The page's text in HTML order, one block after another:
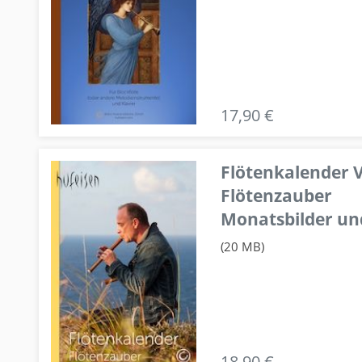
17,90 €
Flötenkalender
Flötenzauber
Monatsbilder
(20 MB)